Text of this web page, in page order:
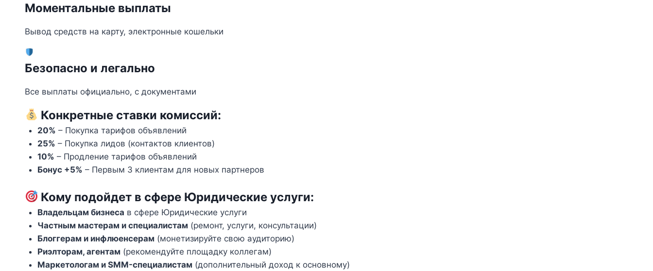
Моментальные выплаты
Вывод средств на карту, электронные кошельки
Безопасно и легально
Все выплаты официально, с документами
Конкретные ставки комиссий:
20% – Покупка тарифов объявлений
25% – Покупка лидов (контактов клиентов)
10% – Продление тарифов объявлений
Бонус +5% – Первым 3 клиентам для новых партнеров
Кому подойдет в сфере Юридические услуги:
Владельцам бизнеса в сфере Юридические услуги
Частным мастерам и специалистам (ремонт, услуги, консультации)
Блоггерам и инфлюенсерам (монетизируйте свою аудиторию)
Риэлторам, агентам (рекомендуйте площадку коллегам)
Маркетологам и SMM-специалистам (дополнительный доход к основному)